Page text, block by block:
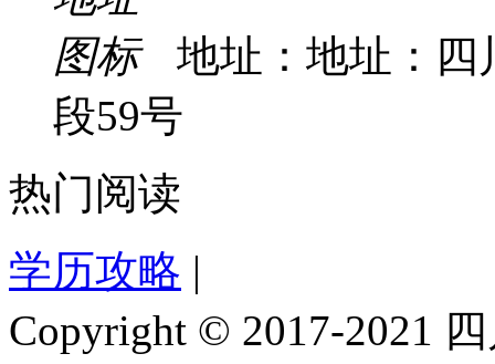
地址：地址：四
段59号
热门阅读
学历攻略 |
Copyright © 2017-2021